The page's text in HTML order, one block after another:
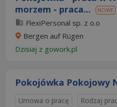
morzem - praca...
NOWE
FlexiPersonal sp. z o.o
Bergen auf Rügen
Dzisiaj z gowork.pl
Pokojówka Pokojowy
Umowa o pracę Rodzaj